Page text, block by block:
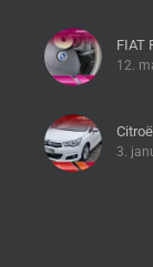
FIAT
12.
3.